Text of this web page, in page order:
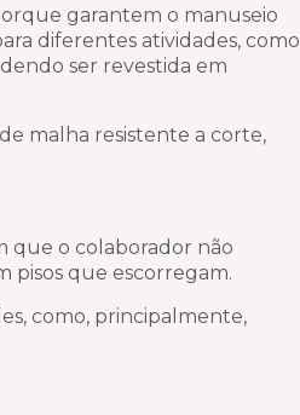
garantem o manuseio
diferentes atividades, como
ser revestida em
malha resistente a corte,
que o colaborador não
pisos que escorregam.
como, principalmente,